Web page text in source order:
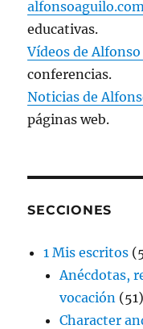
alfonsoaguilo.com
educativas.
Vídeos de
conferencias.
Noticias de
páginas web.
SECCIONES
1 Mis escritos
Anécdotas,
vocación (51)
Character